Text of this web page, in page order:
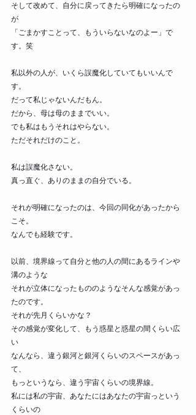
そして改めて、自分に戻ってきたら明確になったの
が
「ごまかすことって、もういらないなのよー」で
す。笑
私以外の人が、いくら誤魔化していてもいいんで
す。
だって私じゃないんだもん。
だから、母は母のままでいい。
でも私はもうそれはやらない。
ただそれだけのこと。
私は誤魔化さない。
真っ直ぐ、ありのままの自分でいる。
それが明確になったのは、今回の同化があったから
こそ。
なんでも経験です。
以前、境界線って自分と他の人の間にあるラインや
溝のような
それが立体になったもののようなそんな感覚があっ
たのです。
それが先月くらいかな？
その感覚が変化して、もう惑星と惑星の間くらい広
い
なんなら、違う銀河と銀河くらいのスペースがあっ
て、
もっというなら、違う宇宙くらいの境界線。
私には私の宇宙、あなたにはあなたの宇宙っという
くらいの